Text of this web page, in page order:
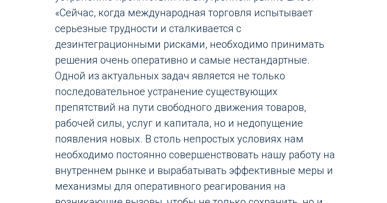
«Сейчас, когда международная торговля испытывает
серьезные трудности и сталкивается с
дезинтеграционными рисками, необходимо принимать
решения очень оперативно и самые нестандартные.
Одной из актуальных задач является не только
последовательное устранение существующих
препятствий на пути свободного движения товаров,
рабочей силы, услуг и капитала, но и недопущение
появления новых. В столь непростых условиях нам
необходимо постоянно совершенствовать нашу работу на
внутреннем рынке и вырабатывать эффективные меры и
механизмы для оперативного реагирования на